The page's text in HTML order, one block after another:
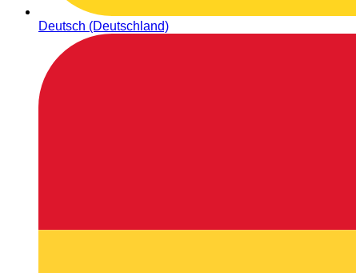
Deutsch (Deutschland)